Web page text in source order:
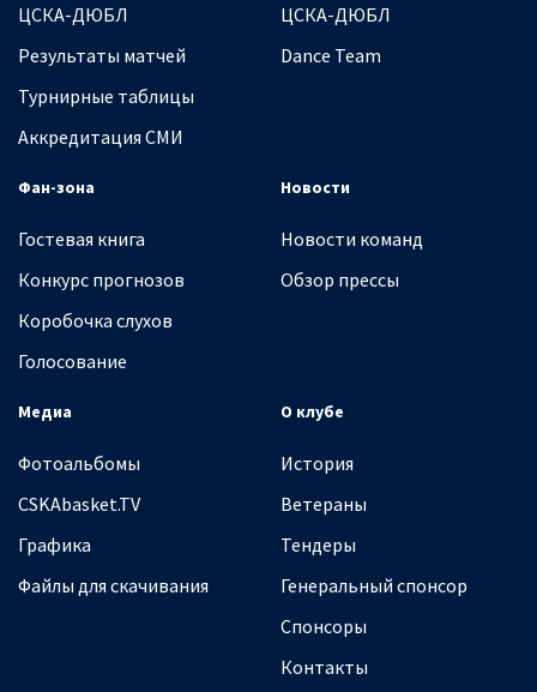
ЦСКА-ДЮБЛ
Результаты матчей
Турнирные таблицы
Аккредитация СМИ
ЦСКА-ДЮБЛ
Dance Team
Фан-зона
Гостевая книга
Конкурс прогнозов
Коробочка слухов
Голосование
Новости
Новости команд
Обзор прессы
Медиа
Фотоальбомы
CSKAbasket.TV
Графика
Файлы для скачивания
О клубе
История
Ветераны
Тендеры
Генеральный спонсор
Спонсоры
Контакты